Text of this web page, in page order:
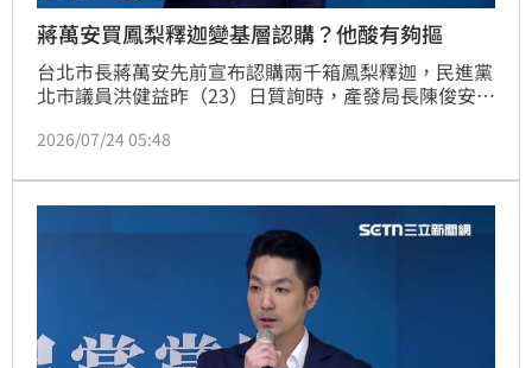
蔣萬安買鳳梨釋迦變基層認購？他酸有夠摳
台北市長蔣萬安先前宣布認購兩千箱鳳梨釋迦，民進黨
北市議員洪健益昨（23）日質詢時，產發局長陳俊安卻
受訪時澄清「鳳梨釋迦團購是他與市府首長們的自發性
酸，「蔣萬安有夠摳，打腫臉充胖子又不承認」，更直
言王鴻薇的臉真的被打腫。
2026/07/24 05:48